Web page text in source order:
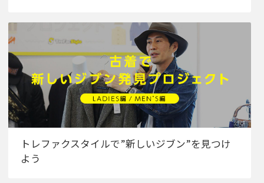
トレファクスタイルで”新しいジブン”を見つけ
よう